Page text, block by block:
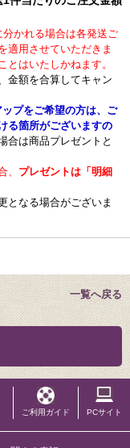
かれる場合は各発送ご
適用させていただきま
はいたしかねます。
金額を合算してキャン
プをご希望の方は、ご
る箇所がございますの
合は商品プレゼントと
、 プレゼントは「明細
となる場合がございま
一覧へ戻る
ご利用ガイド PCサイト